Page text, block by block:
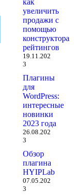
увеличить
продажи с
помощью
конструктора
рейтингов
19.11.202
3
Плагины
для
WordPress:
интересные
новинки
2023 года
26.08.202
3
Обзор
плагина
HYIPLab
07.05.202
3